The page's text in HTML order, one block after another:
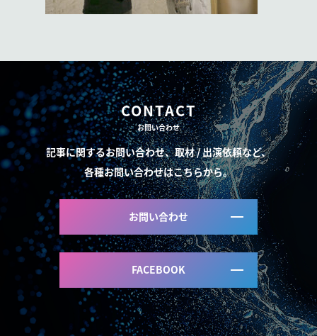
CONTACT
お問い合わせ
記事に関するお問い合わせ、取材 / 出演依頼など、
各種お問い合わせはこちらから。
お問い合わせ
FACEBOOK